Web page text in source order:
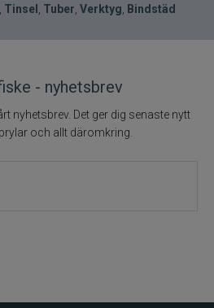
Tinsel Tuber Verktyg Bindstäd
- nyhetsbrev
nyhetsbrev. Det ger dig senaste nytt
och allt däromkring.